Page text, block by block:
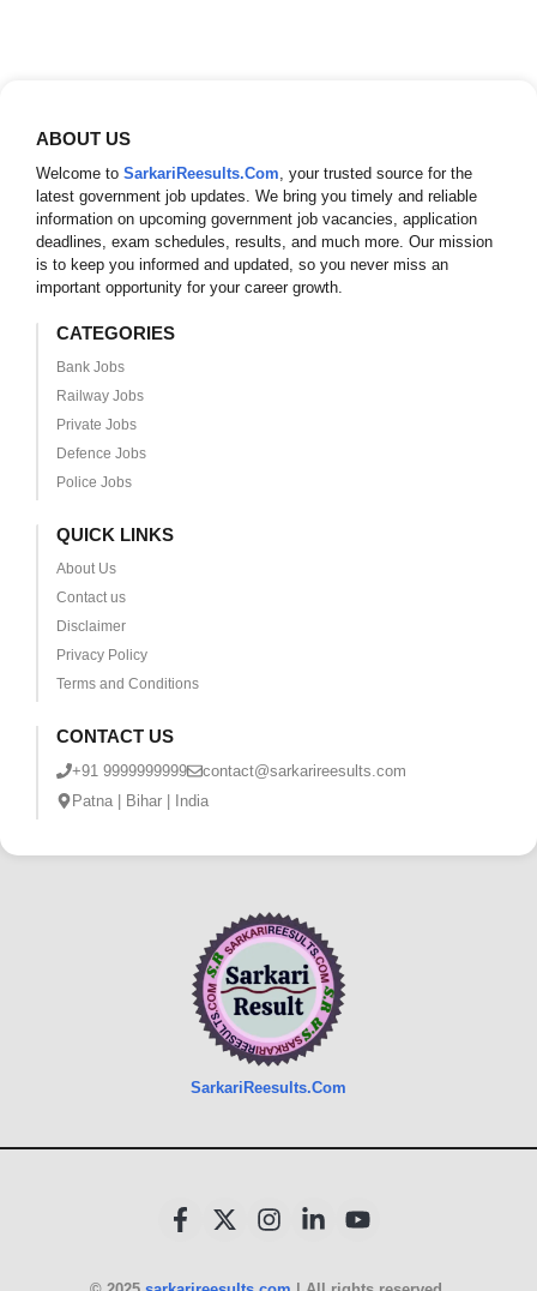
ABOUT US
Welcome to SarkariReesults.Com, your trusted source for the
latest government job updates. We bring you timely and reliable
information on upcoming government job vacancies, application
deadlines, exam schedules, results, and much more. Our mission
is to keep you informed and updated, so you never miss an
important opportunity for your career growth.
CATEGORIES
Bank Jobs
Railway Jobs
Private Jobs
Defence Jobs
Police Jobs
QUICK LINKS
About Us
Contact us
Disclaimer
Privacy Policy
Terms and Conditions
CONTACT US
+91 9999999999
contact@sarkarireesults.com
Patna | Bihar | India
SarkariReesults.Com